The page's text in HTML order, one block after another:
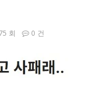
회 0 건